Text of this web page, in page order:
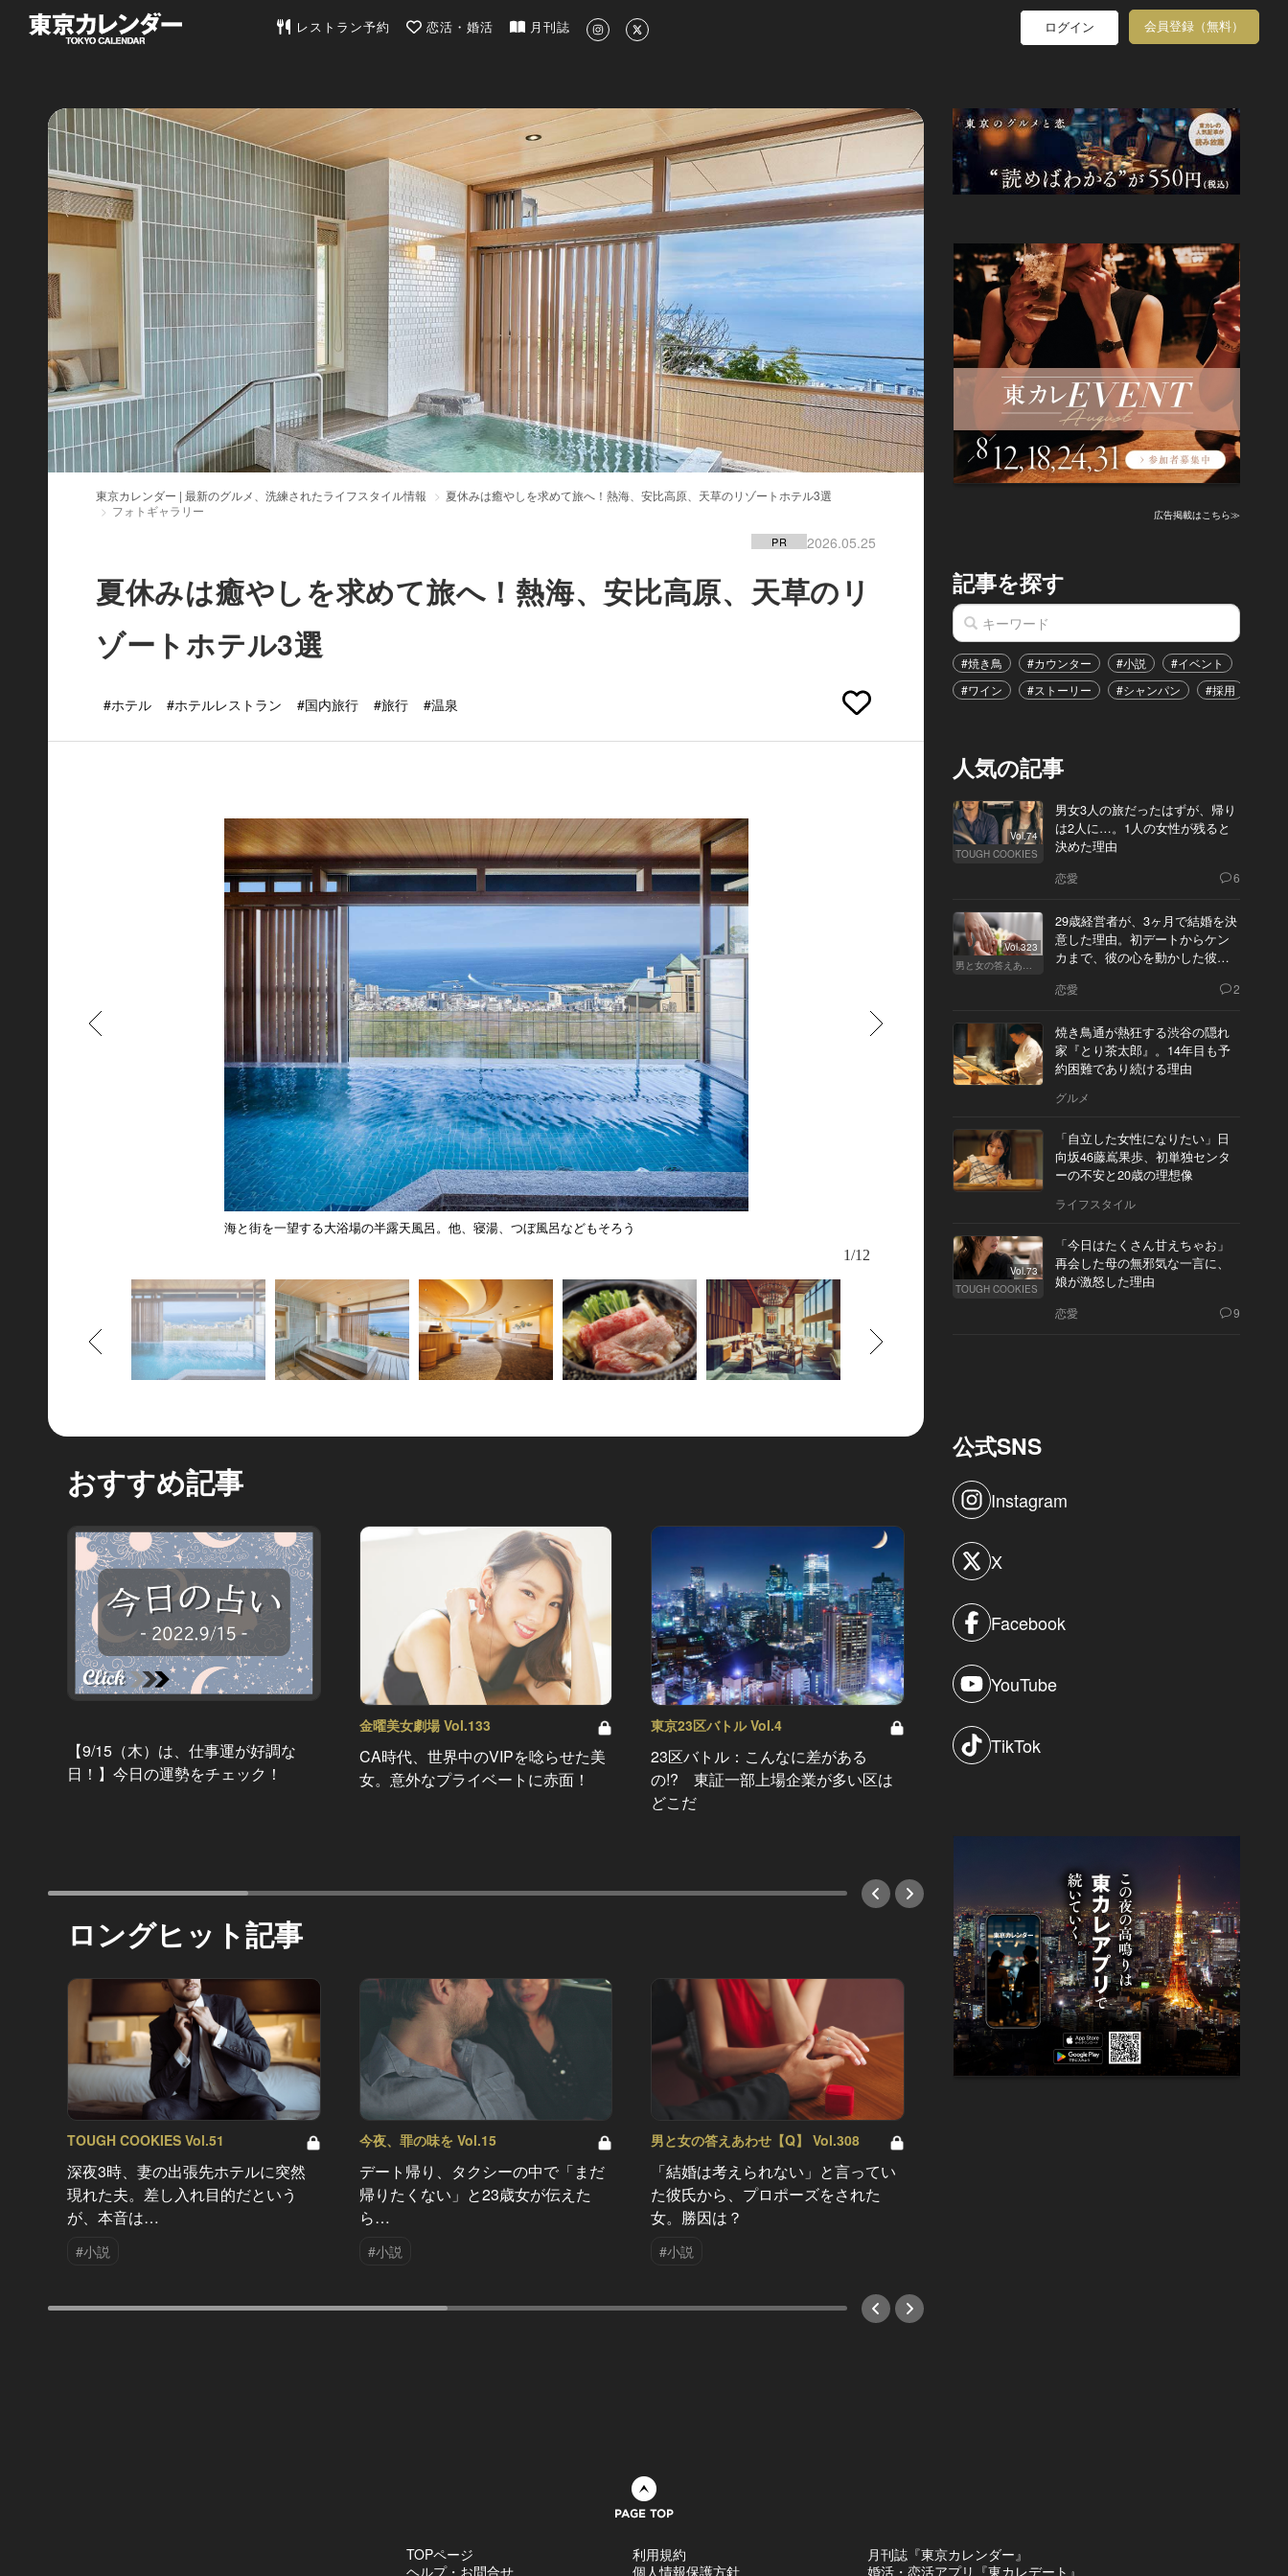
東京カレンダー | 最新のグルメ、洗練されたライフスタイル情報
レストラン予約 恋活・婚活 月刊誌 ログイン 会員登録（無料）
東京カレンダー | 最新のグルメ、洗練されたライフスタイル情報
夏休みは癒やしを求めて旅へ！熱海、安比高原、天草のリゾートホテル3選
フォトギャラリー
PR 2026.05.25
夏休みは癒やしを求めて旅へ！熱海、安比高原、天草のリ
ゾートホテル3選
#ホテル #ホテルレストラン #国内旅行 #旅行 #温泉
海と街を一望する大浴場の半露天風呂。他、寝湯、つぼ風呂などもそろう
ファベッド１台を置き、４名まで宿泊可
1/12
もどる
おすすめ記事
【9/15（木）は、仕事運が好調な
日！】今日の運勢をチェック！
金曜美女劇場 Vol.133
CA時代、世界中のVIPを唸らせた美
女。意外なプライベートに赤面！
東京23区バトル Vol.4
23区バトル：こんなに差がある
の!? 東証一部上場企業が多い区は
どこだ
東カレ女子の作り方 Vol.46
口春奈】がお手本！モノトーンコー
デで叶う「品格あるイイ女」スタイ
ロングヒット記事
TOUGH COOKIES Vol.51
深夜3時、妻の出張先ホテルに突然
現れた夫。差し入れ目的だという
が、本音は…
#小説
今夜、罪の味を Vol.15
デート帰り、タクシーの中で「まだ
帰りたくない」と23歳女が伝えた
ら…
#小説
男と女の答えあわせ【Q】 Vol.308
「結婚は考えられない」と言ってい
た彼氏から、プロポーズをされた
女。勝因は？
#小説
広告掲載はこちら≫
記事を探す
#焼き鳥 #カウンター #小説 #イベント
#ワイン
#ストーリー #シャンパン #採用
人気の記事
Vol.74
TOUGH COOKIES
男女3人の旅だったはずが、帰り
は2人に…。1人の女性が残ると
決めた理由
恋愛 6
Vol.323
男と女の答えあわせ【Q】
29歳経営者が、3ヶ月で結婚を決
意した理由。初デートからケン
カまで、彼の心を動かした彼女
恋愛 2
焼き鳥通が熱狂する渋谷の隠れ
家『とり茶太郎』。14年目も予
約困難であり続ける理由
グルメ
「自立した女性になりたい」日
向坂46藤嶌果歩、初単独センタ
ーの不安と20歳の理想像
ライフスタイル
Vol.73
TOUGH COOKIES
「今日はたくさん甘えちゃお」
再会した母の無邪気な一言に、
娘が激怒した理由
恋愛 9
公式SNS
Instagram
X
Facebook
YouTube
TikTok
TOPページ
ヘルプ・お問合せ
利用規約
個人情報保護方針
月刊誌『東京カレンダー』
婚活・恋活アプリ『東カレデート』